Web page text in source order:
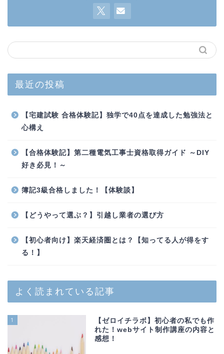
最近の投稿
【宅建試験 合格体験記】独学で40点を達成した勉強法と
心構え
【合格体験記】第二種電気工事士資格取得ガイド ～DIY
好き必見！～
簿記3級合格しました！【体験談】
【どうやって選ぶ？】引越し業者の選び方
【初心者向け】楽天経済圏とは？【知ってる人が得をす
る！】
よく読まれている記事
1
【ゼロイチラボ】初心者の私でも作
れた！webサイト制作講座の内容と
感想！